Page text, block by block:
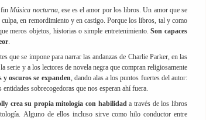
finMúsica nocturna, ese es el amor por los libros. Un amor que se
en remordimiento y en castigo. Porque los libros, tal y como
meros objetos, historias o simple entretenimiento.Son capaces
.
que se impone para narrar las andanzas de Charlie Parker, en las
serie y a los lectores de novela negra que compran religiosamente
y oscuros se expanden, dando alas a los puntos fuertes del autor:
sobrecogedoras que nos esperan ahí fuera.
crea su propia mitología con habilidada través de los libros
Alguno de ellos incluso sirve como hilo conductor entre